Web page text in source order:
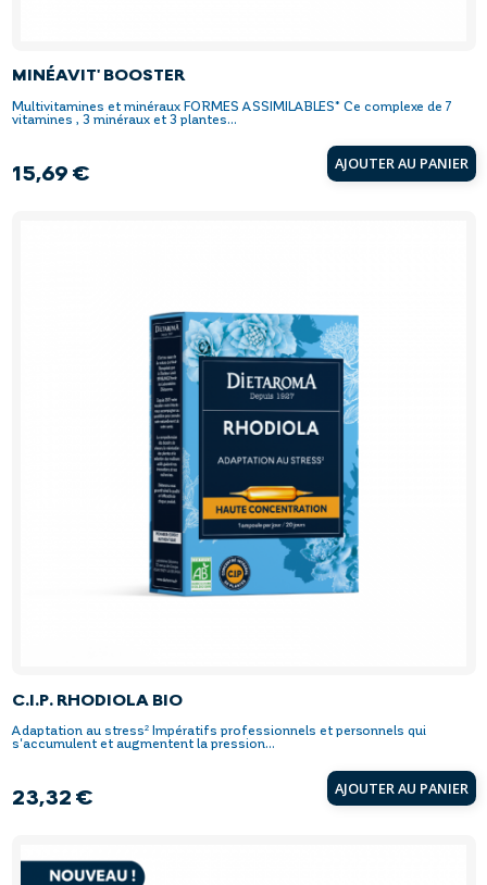
MINÉAVIT' BOOSTER
Multivitamines et minéraux FORMES ASSIMILABLES* Ce complexe de 7
vitamines , 3 minéraux et 3 plantes...
Prix
15,69 € AJOUTER AU PANIER
C.I.P. RHODIOLA BIO
Adaptation au stress² Impératifs professionnels et personnels qui
s'accumulent et augmentent la pression...
Prix
23,32 € AJOUTER AU PANIER